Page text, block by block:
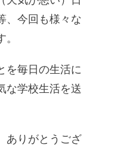
、今回も様々な
を毎日の生活に
な学校生活を送
ありがとうござ